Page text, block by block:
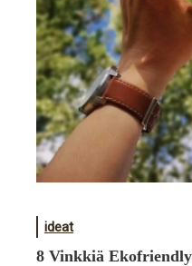
ideat
8 Vinkkiä